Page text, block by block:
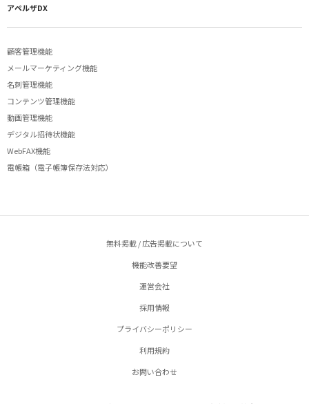
アペルザDX
顧客管理機能
メールマーケティング機能
名刺管理機能
コンテンツ管理機能
動画管理機能
デジタル招待状機能
WebFAX機能
電帳箱（電子帳簿保存法対応）
無料掲載 / 広告掲載について
機能改善要望
運営会社
採用情報
プライバシーポリシー
利用規約
お問い合わせ